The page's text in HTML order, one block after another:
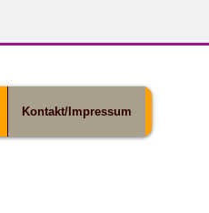
Kontakt/Impressum